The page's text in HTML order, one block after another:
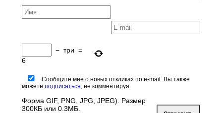
− три =
6
Сообщите мне о новых откликах по e-mail. Вы также
можете подписаться, не комментируя.
Форма GIF, PNG, JPG, JPEG). Размер
300КБ или 0.3МБ.